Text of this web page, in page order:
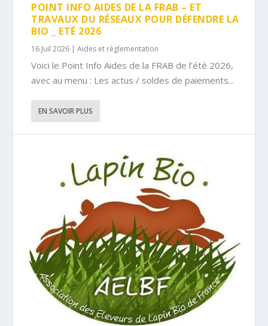
POINT INFO AIDES DE LA FRAB – ET
TRAVAUX DU RÉSEAUX POUR DÉFENDRE LA
BIO _ ETÉ 2026
16 Juil 2026 |Aides et règlementation
Voici le Point Info Aides de la FRAB de l’été 2026,
avec au menu : Les actus / soldes de paiements...
EN SAVOIR PLUS